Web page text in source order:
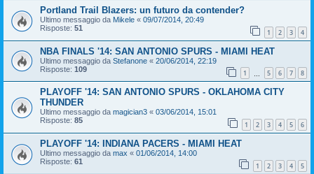
Portland Trail Blazers: un futuro da contender?
Ultimo messaggio da Mikele « 09/07/2014, 20:49
Risposte: 51 1 2 3 4
NBA FINALS '14: SAN ANTONIO SPURS - MIAMI HEAT
Ultimo messaggio da Stefanone « 20/06/2014, 22:19
Risposte: 109 1 5 6 7 8
PLAYOFF '14: SAN ANTONIO SPURS - OKLAHOMA CITY
THUNDER
Ultimo messaggio da magician3 « 03/06/2014, 15:01
Risposte: 85 1 2 3 4 5 6
PLAYOFF '14: INDIANA PACERS - MIAMI HEAT
Ultimo messaggio da max « 01/06/2014, 14:00
Risposte: 61 1 2 3 4 5